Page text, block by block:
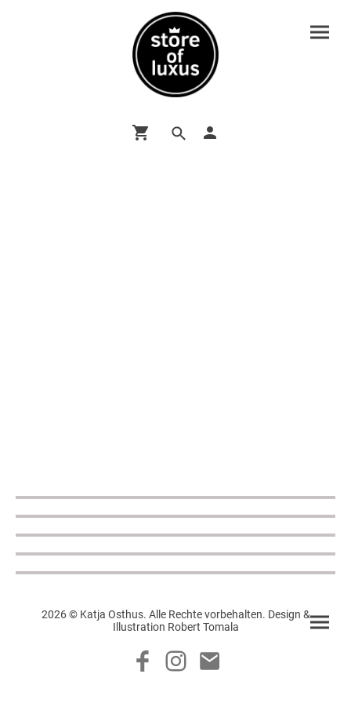
2026 © Katja Osthus. Alle Rechte vorbehalten. Design &
Illustration Robert Tomala